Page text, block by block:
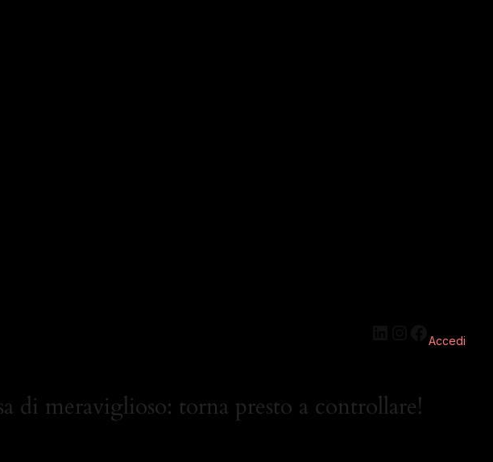
Accedi
di meraviglioso: torna presto a controllare!